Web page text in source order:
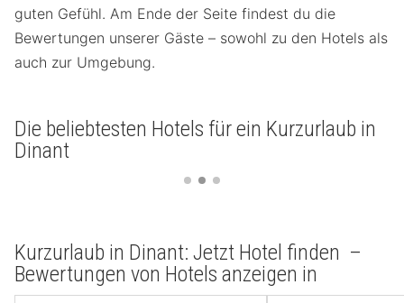
guten Gefühl. Am Ende der Seite findest du die
Bewertungen unserer Gäste – sowohl zu den Hotels als
auch zur Umgebung.
Die beliebtesten Hotels für ein Kurzurlaub in
Dinant
Kurzurlaub in Dinant: Jetzt Hotel finden –
Bewertungen von Hotels anzeigen in